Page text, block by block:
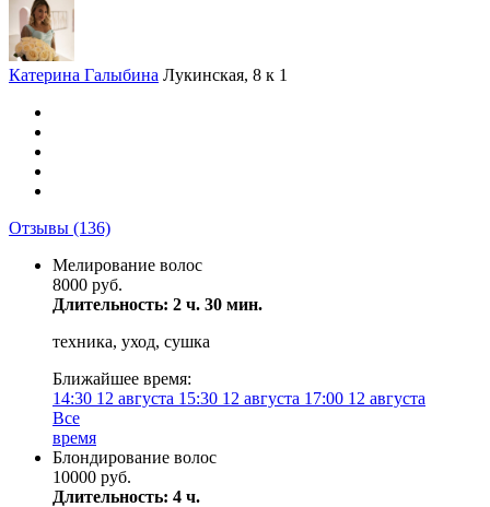
Катерина Галыбина Лукинская, 8 к 1
Отзывы (136)
Мелирование волос
8000 руб.
Длительность: 2 ч. 30 мин.
техника, уход, сушка
Ближайшее время:
14:30 12 августа 15:30 12 августа 17:00 12 августа
Все
время
Блондирование волос
10000 руб.
Длительность: 4 ч.